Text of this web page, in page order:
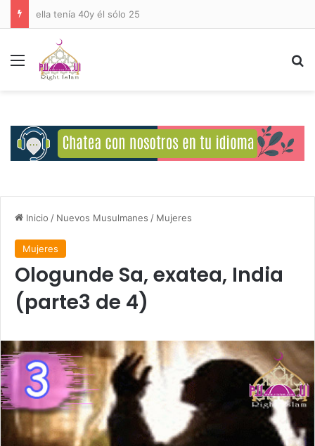
Deberes del Ser Humano Hacia Allah
Menú
Inicio / Nuevos Musulmanes / Mujeres
Mujeres
Ologunde Sa, exatea, India
(parte3 de 4)